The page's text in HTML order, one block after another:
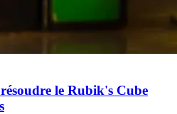
le Rubik's Cube